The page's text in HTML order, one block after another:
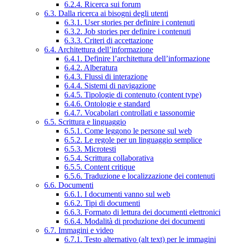
6.2.4. Ricerca sui forum
6.3. Dalla ricerca ai bisogni degli utenti
6.3.1. User stories per definire i contenuti
6.3.2. Job stories per definire i contenuti
6.3.3. Criteri di accettazione
6.4. Architettura dell’informazione
6.4.1. Definire l’architettura dell’informazione
6.4.2. Alberatura
6.4.3. Flussi di interazione
6.4.4. Sistemi di navigazione
6.4.5. Tipologie di contenuto (content type)
6.4.6. Ontologie e standard
6.4.7. Vocabolari controllati e tassonomie
6.5. Scrittura e linguaggio
6.5.1. Come leggono le persone sul web
6.5.2. Le regole per un linguaggio semplice
6.5.3. Microtesti
6.5.4. Scrittura collaborativa
6.5.5. Content critique
6.5.6. Traduzione e localizzazione dei contenuti
6.6. Documenti
6.6.1. I documenti vanno sul web
6.6.2. Tipi di documenti
6.6.3. Formato di lettura dei documenti elettronici
6.6.4. Modalità di produzione dei documenti
6.7. Immagini e video
6.7.1. Testo alternativo (alt text) per le immagini